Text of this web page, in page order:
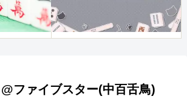
ファイブスター(中百舌鳥)